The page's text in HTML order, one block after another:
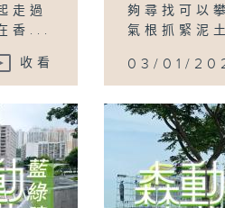
走過
香...
收看
夠尋找可以
氣根抓緊泥
03/01/